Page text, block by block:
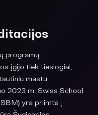
programų
įgijo tiek tiesiogiai,
mastu
2023 m. Swiss School
yra priimta į